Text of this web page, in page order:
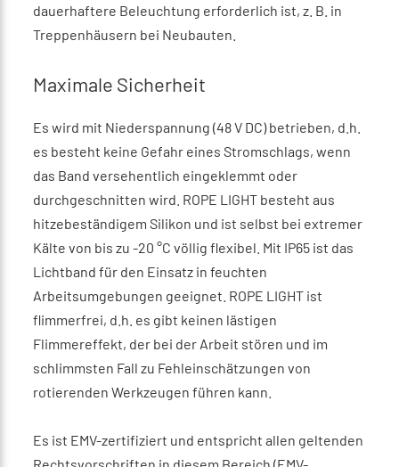
dauerhaftere Beleuchtung erforderlich ist, z. B. in
Treppenhäusern bei Neubauten.
Maximale Sicherheit
Es wird mit Niederspannung (48 V DC) betrieben, d.h.
es besteht keine Gefahr eines Stromschlags, wenn
das Band versehentlich eingeklemmt oder
durchgeschnitten wird. ROPE LIGHT besteht aus
hitzebeständigem Silikon und ist selbst bei extremer
Kälte von bis zu -20 °C völlig flexibel. Mit IP65 ist das
Lichtband für den Einsatz in feuchten
Arbeitsumgebungen geeignet. ROPE LIGHT ist
flimmerfrei, d.h. es gibt keinen lästigen
Flimmereffekt, der bei der Arbeit stören und im
schlimmsten Fall zu Fehleinschätzungen von
rotierenden Werkzeugen führen kann.
Es ist EMV-zertifiziert und entspricht allen geltenden
Rechtsvorschriften in diesem Bereich (EMV-